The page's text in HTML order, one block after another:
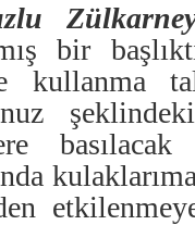
bir
kullanma
şeklindeki